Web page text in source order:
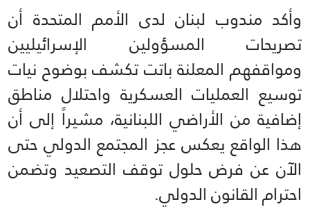
وأكد مندوب لبنان لدى الأمم المتحدة أن
تصريحات المسؤولين الإسرائيليين
ومواقفهم المعلنة باتت تكشف بوضوح نيات
توسيع العمليات العسكرية واحتلال مناطق
إضافية من الأراضي اللبنانية، مشيراً إلى أن
هذا الواقع يعكس عجز المجتمع الدولي حتى
الآن عن فرض حلول توقف التصعيد وتضمن
احترام القانون الدولي.